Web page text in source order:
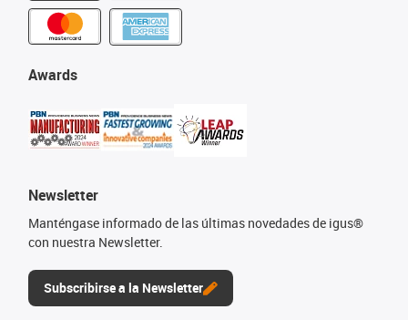
Awards
Newsletter
Manténgase informado de las últimas novedades de igus®
con nuestra Newsletter.
Subscribirse a la Newsletter